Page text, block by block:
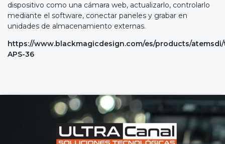
dispositivo como una cámara web, actualizarlo, controlarlo
mediante el software, conectar paneles y grabar en
unidades de almacenamiento externas.
https://www.blackmagicdesign.com/es/products/
APS-36